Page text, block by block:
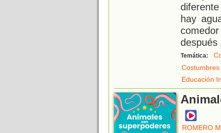
hay
después
Temática:
Costumbres
Educación
ROMERO